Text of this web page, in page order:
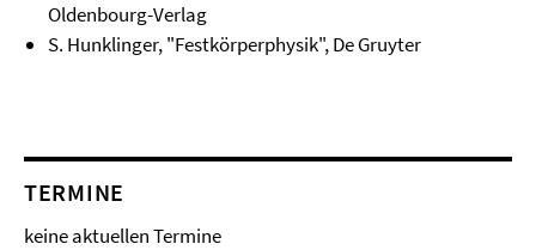
Oldenbourg-Verlag
S. Hunklinger, "Festkörperphysik", De Gruyter
TERMINE
keine aktuellen Termine